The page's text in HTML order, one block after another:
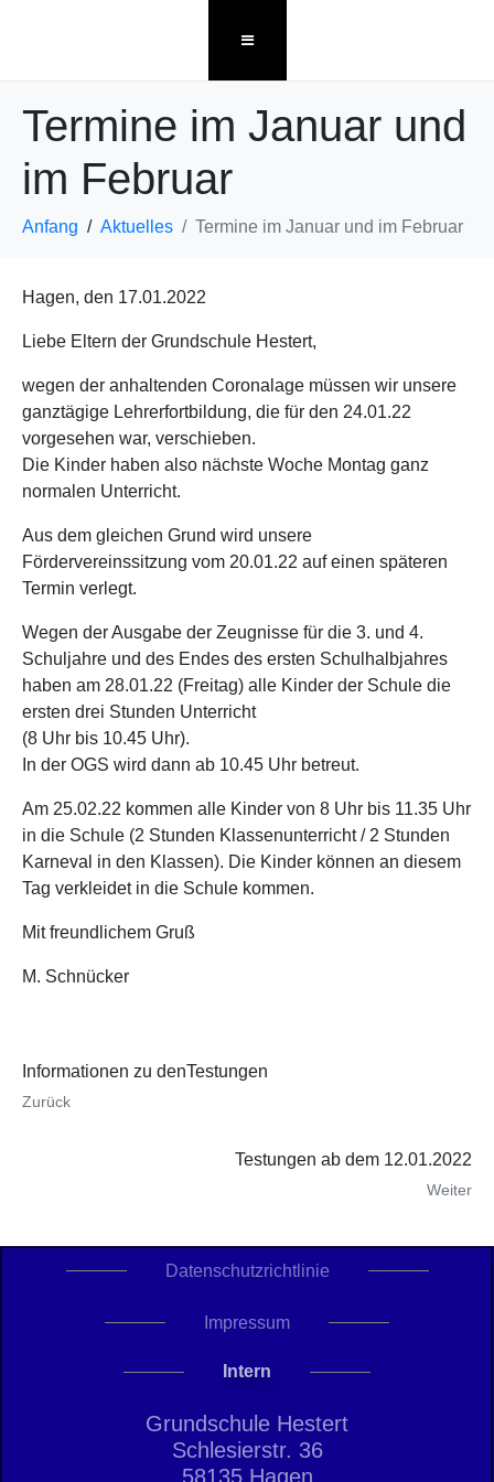
Termine im Januar und
im Februar
Anfang Aktuelles Termine im Januar und im Februar
Hagen, den 17.01.2022
Liebe Eltern der Grundschule Hestert,
wegen der anhaltenden Coronalage müssen wir unsere
ganztägige Lehrerfortbildung, die für den 24.01.22
vorgesehen war, verschieben.
Die Kinder haben also nächste Woche Montag ganz
normalen Unterricht.
Aus dem gleichen Grund wird unsere
Fördervereinssitzung vom 20.01.22 auf einen späteren
Termin verlegt.
Wegen der Ausgabe der Zeugnisse für die 3. und 4.
Schuljahre und des Endes des ersten Schulhalbjahres
haben am 28.01.22 (Freitag) alle Kinder der Schule die
ersten drei Stunden Unterricht
(8 Uhr bis 10.45 Uhr).
In der OGS wird dann ab 10.45 Uhr betreut.
Am 25.02.22 kommen alle Kinder von 8 Uhr bis 11.35 Uhr
in die Schule (2 Stunden Klassenunterricht / 2 Stunden
Karneval in den Klassen). Die Kinder können an diesem
Tag verkleidet in die Schule kommen.
Mit freundlichem Gruß
M. Schnücker
Informationen zu denTestungen
Zurück
Testungen ab dem 12.01.2022
Weiter
Datenschutzrichtlinie
Impressum
Intern
Grundschule Hestert
Schlesierstr. 36
58135 Hagen